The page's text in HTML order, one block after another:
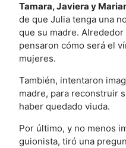
Tamara, Javiera y
de que Julia tenga una
que su madre.
pensaron cómo será el
mujeres.
También, intentaron
madre, para reconstruir
haber quedado viuda.
Por último, y no menos
guionista, tiró una